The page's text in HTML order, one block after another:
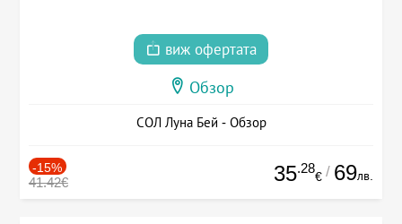
виж офертата
Обзор
СОЛ Луна Бей - Обзор
-15%
41.42€ 35.28
€ / 69лв.